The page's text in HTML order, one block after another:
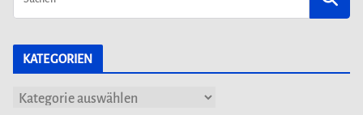
BEITRÄGE
KATEGORIEN
K